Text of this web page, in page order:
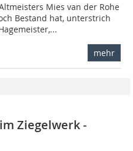
Mies van der Rohe
Bestand hat, unterstrich
mehr
­Ziegelwerk